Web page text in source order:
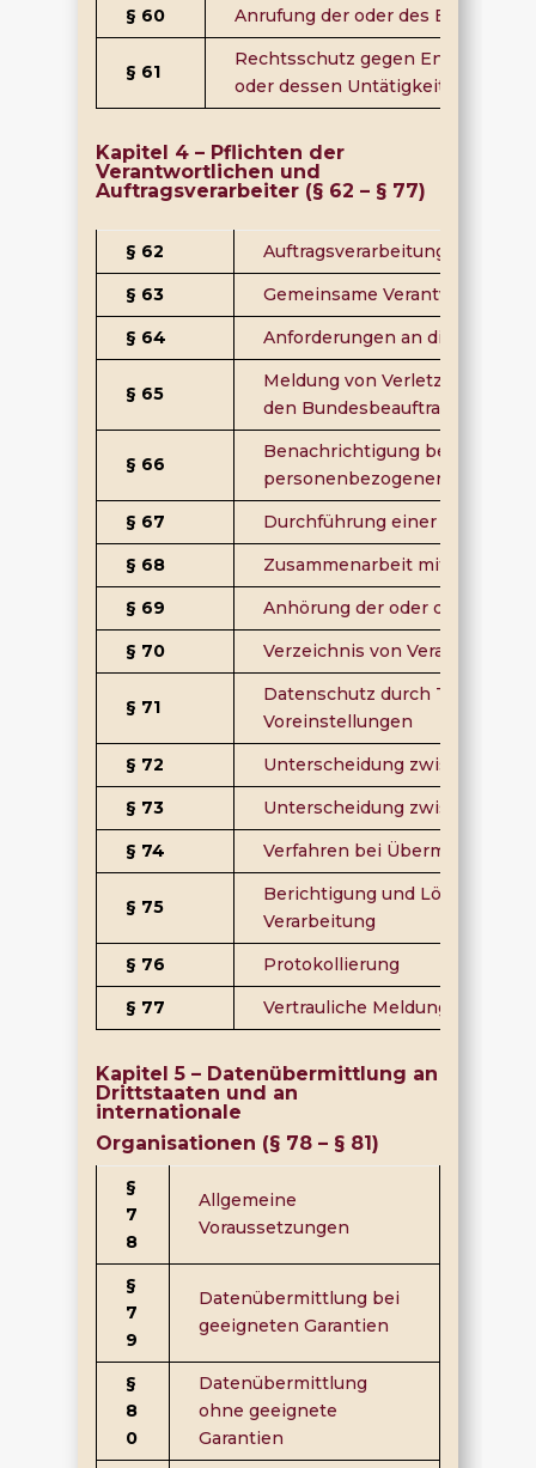
§ 60 Anrufung der oder des
§ 61
Rechtsschutz gegen
oder dessen Untätigkeit
Kapitel 4 – Pflichten der
Verantwortlichen und
Auftragsverarbeiter (§ 62 – § 77)
§ 62
Auftragsverarbeitung
§ 63
Gemeinsame Verantwortliche
§ 64
Anforderungen an die
§ 65
Meldung von Verletzungen
den Bundesbeauftragten
§ 66
Benachrichtigung betroffener
personenbezogener Daten
§ 67
Durchführung einer
§ 68
Zusammenarbeit mit der oder
§ 69
Anhörung der oder des
§ 70
Verzeichnis von
§ 71
Datenschutz durch
Voreinstellungen
§ 72
Unterscheidung zwischen
§ 73
Unterscheidung zwischen
§ 74
Verfahren bei Übermittlungen
§ 75
Berichtigung und Löschung
Verarbeitung
§ 76
Protokollierung
§ 77
Vertrauliche Meldung von
Kapitel 5 – Datenübermittlung an
Drittstaaten und an
internationale
Organisationen (§ 78 – § 81)
§
7
8
Allgemeine
Voraussetzungen
§
7
9
Datenübermittlung bei
geeigneten Garantien
§
8
0
Datenübermittlung
ohne geeignete
Garantien